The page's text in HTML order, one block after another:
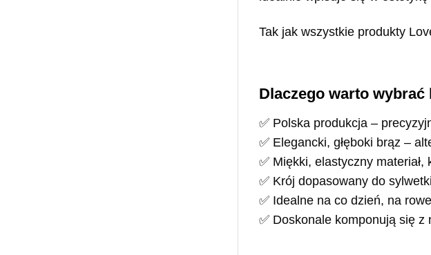
Tak jak wszystkie produkty
Dlaczego warto wybrać
✅ Polska produkcja –
✅ Elegancki, głęboki brąz –
✅ Miękki, elastyczny
✅ Krój dopasowany do
✅ Idealne na co dzień, na
✅ Doskonale komponują się